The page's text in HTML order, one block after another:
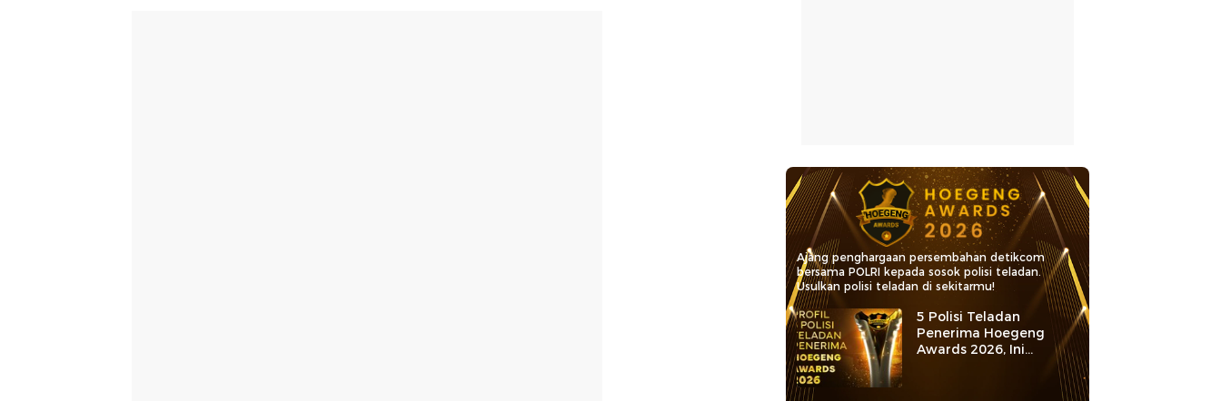
Ajang penghargaan persembahan detikcom
bersama POLRI kepada sosok polisi teladan.
Usulkan polisi teladan di sekitarmu!
5 Polisi Teladan
Penerima Hoegeng
Awards 2026, Ini
Kategori dan Kiprahnya